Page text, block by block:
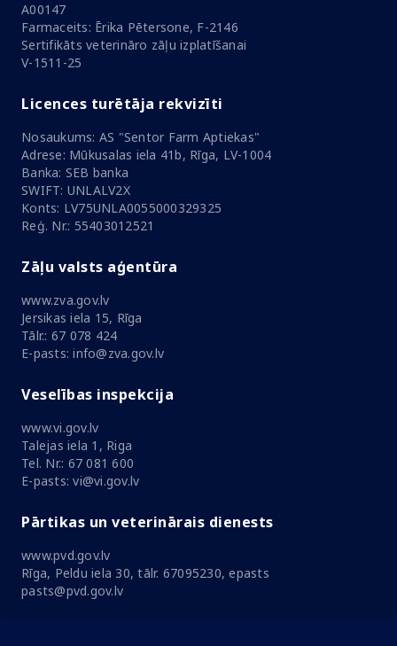
A00147
Farmaceits: Ērika Pētersone, F-2146
Sertifikāts veterināro zāļu izplatīšanai
V-1511-25
Licences turētāja rekvizīti
Nosaukums: AS "Sentor Farm Aptiekas"
Adrese: Mūkusalas iela 41b, Rīga, LV-1004
Banka: SEB banka
SWIFT: UNLALV2X
Konts: LV75UNLA0055000329325
Reģ. Nr.: 55403012521
Zāļu valsts aģentūra
www.zva.gov.lv
Jersikas iela 15, Rīga
Tālr.: 67 078 424
E-pasts: info@zva.gov.lv
Veselības inspekcija
www.vi.gov.lv
Talejas iela 1, Riga
Tel. Nr.: 67 081 600
E-pasts: vi@vi.gov.lv
Pārtikas un veterinārais dienests
www.pvd.gov.lv
Rīga, Peldu iela 30, tālr. 67095230, epasts
pasts@pvd.gov.lv